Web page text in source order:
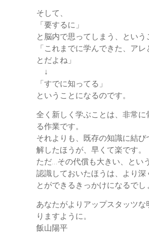
そして、
「要するに」
と脳内で思ってしまう、という
「これまでに学んできた、アレ
とだよね」
↓
「すでに知ってる」
ということになるのです。
全く新しく学ぶことは、非常に
る作業です。
それよりも、既存の知識に結び
解したほうが、早くて楽です。
ただ…その代償も大きい、とい
認識しておいたほうは、より深
とができるきっかけになるでし
あなたがよりアップスタッツな
りますように。
飯山陽平